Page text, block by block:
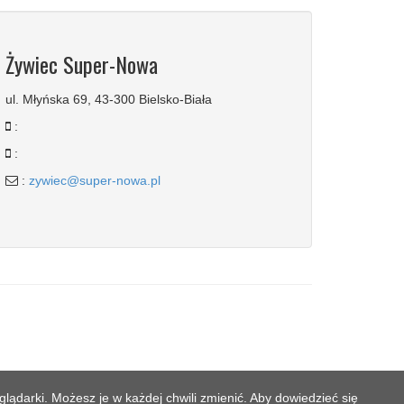
Żywiec Super-Nowa
ul. Młyńska 69, 43-300 Bielsko-Biała
:
:
: zywiec@super-nowa.pl
Możesz je w każdej chwili zmienić. Aby dowiedzieć się